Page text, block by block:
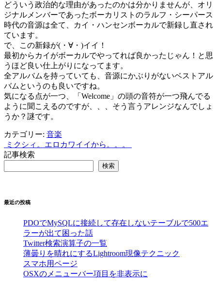
どういう政治的な理由があったのかは分かりませんが、オリ
ジナルメンバーであったボーカリストのラルフ・シーパース
時代の音源は全て、カイ・ハンセンボーカルで新録し直され
ています。
で、この新録が(・∀・)イイ！
最初からカイがボーカルでやってれば良かったじゃん！と思
うほど良い仕上がりになってます。
全アルバムを持っていても、音源にかぶりがないベストアル
バムというのも良いですね。
気になる点が一つ、「Welcome」の頭の音符が一つ飛んでる
ように聞こえるのですが、、、そう言うアレンジなんでしょ
うか？謎です。
カテゴリー: 音楽
投
稿
ゲ
ミクシィ。 エロカワイイから。。。
記事検索
検索
最近の投稿
PDOでMySQLに接続して存在しないテーブルで500エ
ラーが出て困った話
Twitter検索演算子の一覧
薄曇りを晴れにするLightroom現像テクニック
スマホ用ページ
OSXのメニューバー項目を非表示に